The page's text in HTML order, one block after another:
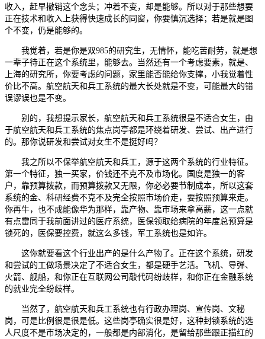
收入，赶早撤销这个念头；冲着不变，却是能够。所以对于那些想要
正在技术和收入上获得快速成长的同窗，你要慎沉选择；若是就是图
个不变，仍是能够的。
我觉着，若是你是双985的研究生，无情怀，能吃苦耐劳，就是想
一辈子待正在这个系统里，能够去。当然还有一个考虑要素，就是、
上海的研究所，你要考虑的问题，家里能否能给你支撑，小我觉着性
价比不高。航空航天和兵工系统的最大长处就是不变，可能最大的错
误谬误也是不变。
别的，我想提示家长，航空航天和兵工系统很是不适合女生，由
于航空航天和兵工系统的焦点岗亭都是环绕着研发、尝试、出产进行
的。那你说研发和尝试对女生不是挺好吗？
我之所以不保举航空航天和兵工，源于这两个系统的行业特征。
第一个特征，独一买家，价钱还不克不及市场化。国度是独一的客
户，靠预算拨款，而预算拨款又无限，你必必要节制成本，所以这套
系统的金、科研经费不克不及完全按照市场价走，要按照预算来走。
你再牛，也不成能像华为那样，靠产物、靠市场来拿高薪，这一点就
有点雷同于我前面讲过的医疗系统，医保领取给病院的年度总预算是
锁死的，医保要控费，就这么多钱，军工系统也是如许。
这你就要看这个行业出产的是什么产物了。正在这个系统，研发
和尝试的工做场景决定了不适合女生，都是硬手艺活。飞机、导弹、
火箭、舰船，和你正在互联网公司敲代码纷歧样，和你正在金融系统
的就业完全纷歧样。
当然了，航空航天和兵工系统也有行政办理岗、宣传岗、文秘
岗，可是比例很是很是低。这些岗亭确实很是好，这种封锁系统的选
人尺度不是市场决定的，一般都是内部消化，是留给那些跟正描红的